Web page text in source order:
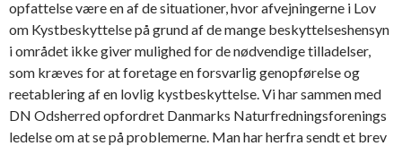
opfattelse være en af de situationer, hvor afvejningerne i Lov
om Kystbeskyttelse på grund af de mange beskyttelseshensyn
i området ikke giver mulighed for de nødvendige tilladelser,
som kræves for at foretage en forsvarlig genopførelse og
reetablering af en lovlig kystbeskyttelse. Vi har sammen med
DN Odsherred opfordret Danmarks Naturfredningsforenings
ledelse om at se på problemerne. Man har herfra sendt et brev